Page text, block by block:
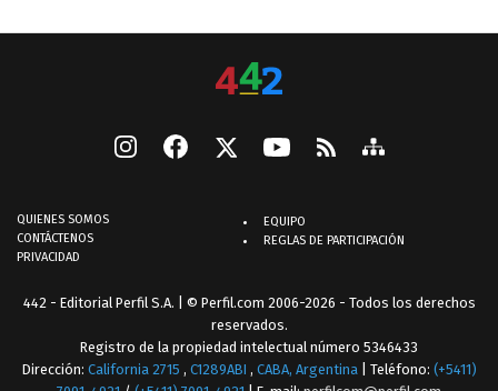
QUIENES SOMOS
CONTÁCTENOS
PRIVACIDAD
EQUIPO
REGLAS DE PARTICIPACIÓN
442 - Editorial Perfil S.A. | © Perfil.com 2006-2026 - Todos los derechos
reservados.
Registro de la propiedad intelectual número 5346433
Dirección: California 2715 , C1289ABI , CABA, Argentina | Teléfono: (+5411)